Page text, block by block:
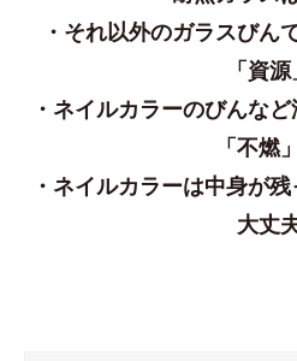
・それ以外のガラスびん
「資源
・ネイルカラーのびんな
「不燃
・ネイルカラーは中身が
大丈